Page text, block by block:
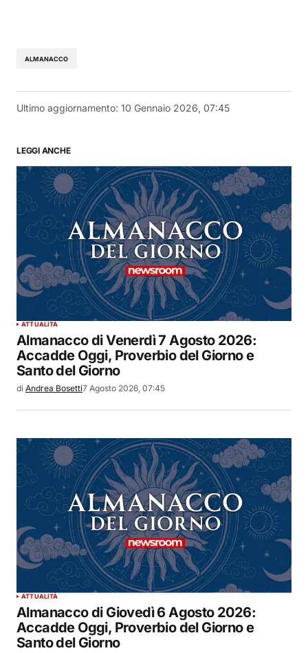
ALMANACCO
Ultimo aggiornamento: 10 Gennaio 2026, 07:45
LEGGI ANCHE
ATTUALITÀ
Almanacco di Venerdì 7 Agosto 2026:
Accadde Oggi, Proverbio del Giorno e
Santo del Giorno
di Andrea Bosetti7 Agosto 2026, 07:45
ATTUALITÀ
Almanacco di Giovedì 6 Agosto 2026:
Accadde Oggi, Proverbio del Giorno e
Santo del Giorno